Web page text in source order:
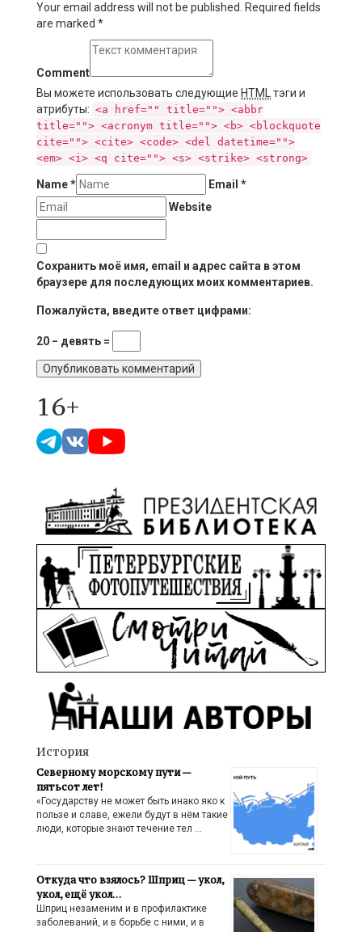
Your email address will not be published. Required fields
are marked *
Comment
Вы можете использовать следующие HTML тэги и
атрибуты: <a href="" title=""> <abbr
title=""> <acronym title=""> <b> <blockquote
cite=""> <cite> <code> <del datetime="">
<em> <i> <q cite=""> <s> <strike> <strong>
Name* Email *
Website
Сохранить моё имя, email и адрес сайта в этом
браузере для последующих моих комментариев.
Пожалуйста, введите ответ цифрами:
20 − девять =
16+
История
Северному морскому пути —
пятьсот лет!
«Государству не может быть инако яко к
пользе и славе, ежели будут в нём такие
люди, которые знают течение тел …
Откуда что взялось? Шприц — укол,
укол, ещё укол…
Шприц незаменим и в профилактике
заболеваний, и в борьбе с ними, и в